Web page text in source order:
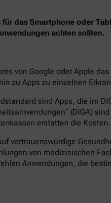
für das Smartphone oder
achten sollten.
von Google oder Apple
zu Apps zu einzelnen
sind Apps, die im
(DiGA)
erstatten die Kosten.
vertrauenswürdige
von medizinischen
Anwendungen, die